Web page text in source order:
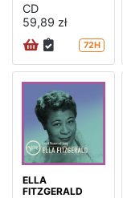
CD
59,89 zł
72H
ELLA
FITZGERALD